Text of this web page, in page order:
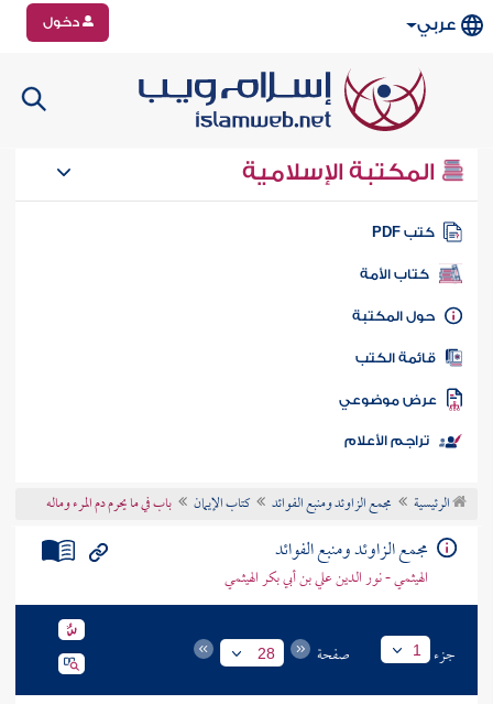
عربي دخول
المكتبة الإسلامية
كتب PDF
كتاب الأمة
المكتبة
الكتب
موضوعي
تراجم الأعلام
الرئيسية مجمع الزاوئد ومنبع الفوائد كتاب الإيمان باب في ما يحرم دم المرء وماله
مجمع الزاوئد ومنبع الفوائد
الهيثمي - نور الدين علي بن أبي بكر الهيثمي
جزء 1 صفحة 28